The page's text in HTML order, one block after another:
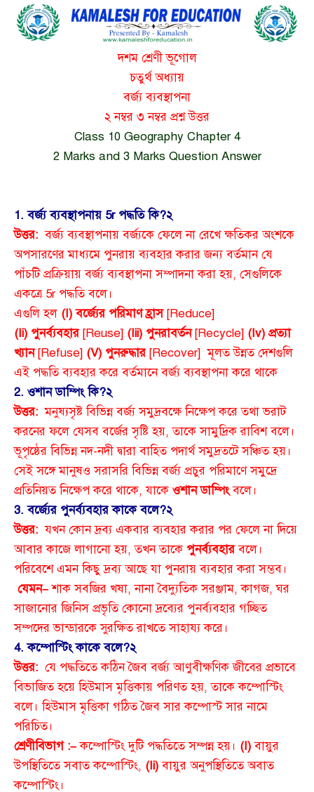
দশম শ্রেণী ভূগোল
চতুর্থ অধ্যায়
বর্জ্য ব্যবস্থাপনা
২ নম্বর ৩ নম্বর প্রশ্ন উত্তর
Class 10 Geography Chapter 4
2 Marks and 3 Marks Question Answer
1. বর্জ্য ব্যবস্থাপনায় 5r পদ্ধতি কি?২
উত্তর: বর্জ্য ব্যবস্থাপনায় বর্জ্যকে ফেলে না রেখে ক্ষতিকর অংশকে
অপসারণের মাধ্যমে পুনরায় ব্যবহার করার জন্য বর্তমান যে
পাঁচটি প্রক্রিয়ায় বর্জ্য ব্যবস্থাপনা সম্পাদনা করা হয়, সেগুলিকে
একত্রে 5r পদ্ধতি বলে।
এগুলি হল (I)বর্জ্যের পরিমাণ হ্রাস[Reduce]
(Ii) পুনর্ব্যবহার[Reuse] (Iii) পুনরাবর্তন[Recycle] (Iv) প্রত্যা
খ্যান[Refuse] (V) পুনরুদ্ধার[Recover] মূলত উন্নত দেশগুলি
এই পদ্ধতি ব্যবহার করে বর্তমানে বর্জ্য ব্যবস্থাপনা করে থাকে
2. ওশান ডাম্পিং কি?২
উত্তর: মনুষ্যসৃষ্ট বিভিন্ন বর্জ্য সমুদ্রবক্ষে নিক্ষেপ করে তথা ভরাট
করনের ফলে যেসব বর্জের সৃষ্টি হয়, তাকে সামুদ্রিক রাবিশ বলে।
ভূপৃষ্ঠের বিভিন্ন নদ-নদী দ্বারা বাহিত পদার্থ সমুদ্রতটে সঞ্চিত হয়।
সেই সঙ্গে মানুষও সরাসরি বিভিন্ন বর্জ্য প্রচুর পরিমাণে সমুদ্রে
প্রতিনিয়ত নিক্ষেপ করে থাকে, যাকে ওশান ডাম্পিংবলে।
3. বর্জ্যের পুনর্ব্যবহার কাকে বলে?২
উত্তর: যখন কোন দ্রব্য একবার ব্যবহার করার পর ফেলে না দিয়ে
আবার কাজে লাগানো হয়, তখন তাকে পুনর্ব্যবহারবলে।
পরিবেশে এমন কিছু দ্রব্য আছে যা পুনরায় ব্যবহার করা সম্ভব।
যেমন–শাক সবজির খষা, নানা বৈদ্যুতিক সরঞ্জাম, কাগজ, ঘর
সাজানোর জিনিস প্রভৃতি কোনো দ্রব্যের পুনর্ব্যবহার গচ্ছিত
সম্পদের ভান্ডারকে সুরক্ষিত রাখতে সাহায্য করে।
4. কম্পোস্টিং কাকে বলে?২
উত্তর: যে পদ্ধতিতে কঠিন জৈব বর্জ্য আণুবীক্ষণিক জীবের প্রভাবে
বিভাজিত হয়ে হিউমাস মৃত্তিকায় পরিণত হয়, তাকে কম্পোস্টিং
বলে। হিউমাস মৃত্তিকা গঠিত জৈব সার কম্পোস্ট সার নামে
পরিচিত।
শ্রেণীবিভাগ :–কম্পোস্টিং দুটি পদ্ধতিতে সম্পন্ন হয়। (I)বায়ুর
উপস্থিতিতে সবাত কম্পোস্টিং, (Ii)বায়ুর অনুপস্থিতিতে অবাত
কম্পোস্টিং।